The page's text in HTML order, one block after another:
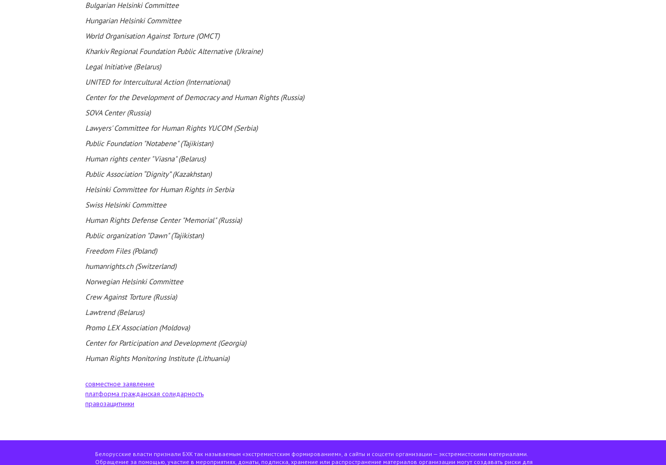
Bulgarian Helsinki Committee
Hungarian Helsinki Committee
World Organisation Against Torture (OMCT)
Kharkiv Regional Foundation Public Alternative (Ukraine)
Legal Initiative (Belarus)
UNITED for Intercultural Action (International)
Center for the Development of Democracy and Human Rights (Russia)
SOVA Center (Russia)
Lawyers' Committee for Human Rights YUCOM (Serbia)
Public Foundation "Notabene" (Tajikistan)
Human rights center "Viasna" (Belarus)
Public Association “Dignity” (Kazakhstan)
Helsinki Committee for Human Rights in Serbia
Swiss Helsinki Committee
Human Rights Defense Center "Memorial" (Russia)
Public organization "Dawn" (Tajikistan)
Freedom Files (Poland)
humanrights.ch (Switzerland)
Norwegian Helsinki Committee
Crew Against Torture (Russia)
Lawtrend (Belarus)
Promo LEX Association (Moldova)
Center for Participation and Development (Georgia)
Human Rights Monitoring Institute (Lithuania)
совместное заявление
платформа гражданская солидарность
правозащитники
Белорусские власти признали БХК так называемым «экстремистским формированием», а сайты и соцсети организации — экстремистскими материалами.
Обращение за помощью, участие в мероприятиях, донаты, подписка, хранение или распространение материалов организации могут создавать риски для